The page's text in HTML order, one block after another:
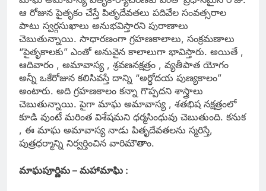
ఆ రోజున పైతృకం చేస్తే పితృదేవతలు పదివేల సంవత్సరాల
పాటు స్వర్గసుఖాలు అనుభవిస్తారని పురాణాలు
చెబుతున్నాయి. సాధారణంగా గ్రహణకాలాలు, సంక్రమణాలు
“పైతృకాలకు” ఎంతో అనువైన కాలాలుగా భావిస్తారు. అయితే ,
ఆదివారం , అమావాస్య , శ్రవణనక్షత్రం , వ్యతీపాత యోగం
అన్నీ ఒకేరోజున కలిసివస్తే దాన్ని “అర్ధోదయ పుణ్యకాలం”
అంటారు. అది గ్రహణకాలం కన్నా గొప్పదని శాస్త్రాలు
చెబుతున్నాయి. పైగా మాఘ అమావాస్య , శతభిష నక్షత్రంలో
కూడి వుంటే మరింత విశేషమని ధర్మసింధువు చెబుతుంది. కనుక
, ఈ మాఘ అమావాస్య నాడు పితృదేవతలను స్మరిస్తే,
పుత్రధర్మాన్ని నిర్వర్తించిన వారిమౌతాం.
మాఘపూర్ణిమ – మహామాఘి :